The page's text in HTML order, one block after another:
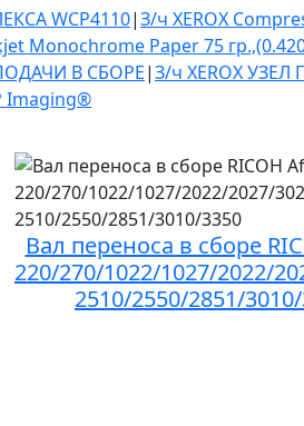
WCP4110|З/ч XEROX
Monochrome Paper 75
В СБОРЕ|З/ч XEROX
Imaging®
Вал переноса в сборе
220/270/1022/1027/2022/
2510/2550/2851/